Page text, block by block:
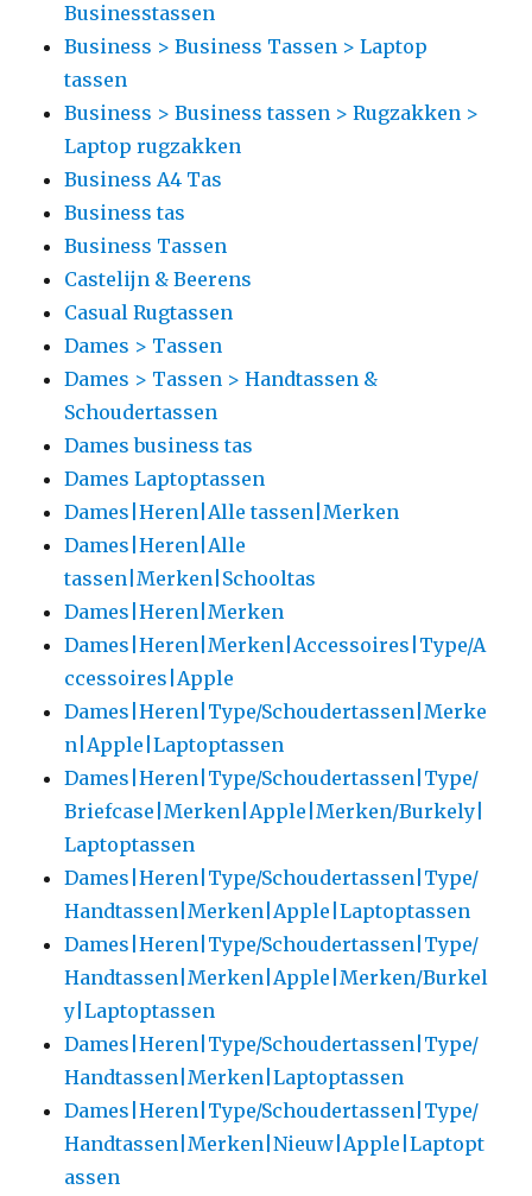
Businesstassen
Business > Business Tassen > Laptop
tassen
Business > Business tassen > Rugzakken >
Laptop rugzakken
Business A4 Tas
Business tas
Business Tassen
Castelijn & Beerens
Casual Rugtassen
Dames > Tassen
Dames > Tassen > Handtassen &
Schoudertassen
Dames business tas
Dames Laptoptassen
Dames|Heren|Alle tassen|Merken
Dames|Heren|Alle
tassen|Merken|Schooltas
Dames|Heren|Merken
Dames|Heren|Merken|Accessoires|Type/A
ccessoires|Apple
Dames|Heren|Type/Schoudertassen|Merke
n|Apple|Laptoptassen
Dames|Heren|Type/Schoudertassen|Type/
Briefcase|Merken|Apple|Merken/Burkely|
Laptoptassen
Dames|Heren|Type/Schoudertassen|Type/
Handtassen|Merken|Apple|Laptoptassen
Dames|Heren|Type/Schoudertassen|Type/
Handtassen|Merken|Apple|Merken/Burkel
y|Laptoptassen
Dames|Heren|Type/Schoudertassen|Type/
Handtassen|Merken|Laptoptassen
Dames|Heren|Type/Schoudertassen|Type/
Handtassen|Merken|Nieuw|Apple|Laptopt
assen